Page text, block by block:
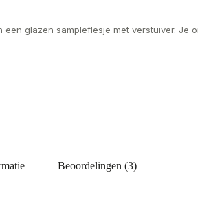
glazen sampleflesje met verstuiver. Je
Beoordelingen (3)